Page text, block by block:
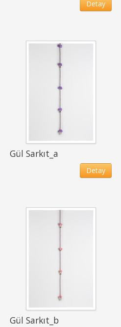
Detay
Gül Sarkıt_a
Detay
Gül Sarkıt_b